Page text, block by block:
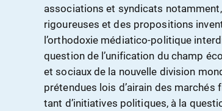
associations et syndicats
rigoureuses et des propositions
l’orthodoxie médiatico-politique
question de l’unification du champ
et sociaux de la nouvelle division
prétendues lois d’airain des
tant d’initiatives politiques, à la